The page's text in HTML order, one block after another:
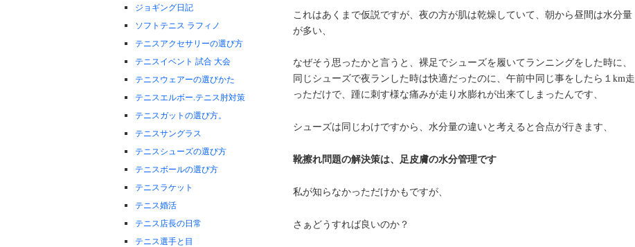
これはあくまで仮説ですが、夜の方が肌は乾燥していて、朝から昼間は水分量
が多い、
なぜそう思ったかと言うと、裸足でシューズを履いてランニングをした時に、
同じシューズで夜ランした時は快適だったのに、午前中同じ事をしたら１km走
っただけで、踵に刺す様な痛みが走り水膨れが出来てしまったんです、
シューズは同じわけですから、水分量の違いと考えると合点が行きます、
靴擦れ問題の解決策は、足皮膚の水分管理です
私が知らなかっただけかもですが、
さぁどうすれば良いのか？
ジョギング日記
ソフトテニス ラフィノ
テニスアクセサリーの選び方
テニスイベント 試合 大会
テニスウェアーの選びかた
テニスエルボー.テニス肘対策
テニスガットの選び方。
テニスサングラス
テニスシューズの選び方
テニスボールの選び方
テニスラケット
テニス婚活
テニス店長の日常
テニス選手と目